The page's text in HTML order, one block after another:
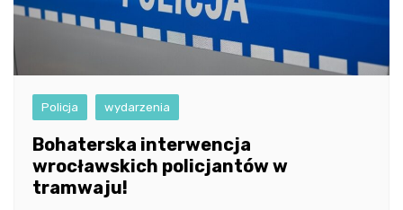
Policja wydarzenia
Bohaterska interwencja
wrocławskich policjantów w
tramwaju!